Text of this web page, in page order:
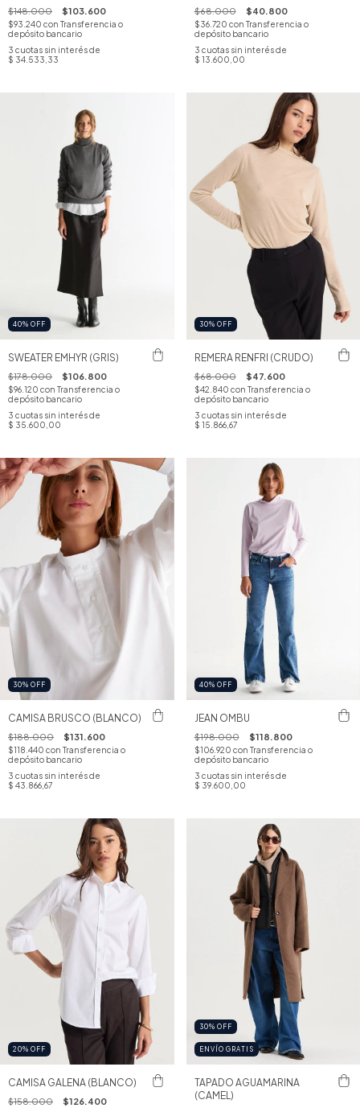
$148.000 $103.600
$93.240 con Transferencia o
depósito bancario
3 cuotas sin interés de
$ 34.533,33
$68.000 $40.800
$36.720 con Transferencia o
depósito bancario
3 cuotas sin interés de
$ 13.600,00
40% OFF
SWEATER EMHYR (GRIS)
$178.000 $106.800
$96.120 con Transferencia o
depósito bancario
3 cuotas sin interés de
$ 35.600,00
30% OFF
REMERA RENFRI (CRUDO)
$68.000 $47.600
$42.840 con Transferencia o
depósito bancario
3 cuotas sin interés de
$ 15.866,67
30% OFF
CAMISA BRUSCO (BLANCO)
$188.000 $131.600
$118.440 con Transferencia o
depósito bancario
3 cuotas sin interés de
$ 43.866,67
40% OFF
JEAN OMBU
$198.000 $118.800
$106.920 con Transferencia o
depósito bancario
3 cuotas sin interés de
$ 39.600,00
20% OFF
CAMISA GALENA (BLANCO)
$158.000 $126.400
30% OFF
ENVÍO GRATIS
TAPADO AGUAMARINA
(CAMEL)